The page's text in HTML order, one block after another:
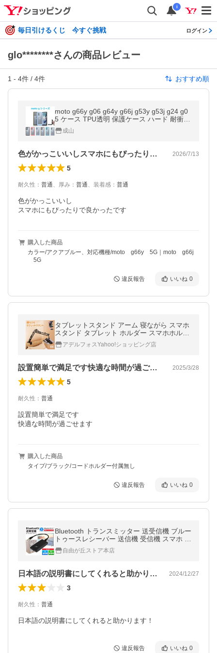
i
毎日引けるくじ 今すぐ挑戦 ログイン
glo********さんの商品レビュー
1 - 4件 / 4件 おすすめ順
moto g66y g06 g64y g66j g53y g53j g24 g0
5 ケース TPU透明 保護ケース ハード 耐衝撃
吸収 ストラップホール シリコン 軽量 ソフト
ケース DIY TPUスマホカバー
成山
色がかっこいいしスマホにもぴったりで良… 2026/7/13
5
耐久性 ： 普通、 厚み ： 普通、 装着感 ： 普通
色がかっこいいし
スマホにもぴったりで良かったです
購入した商品
カラー/アクアブルー、対応機種/moto g66y 5G｜moto g66j
5G
違反報告 いいね 0
タブレットスタンド アーム 寝ながら スマホ
スタンド タブレット ホルダー スマホホルダ
ー クランプ スマホ Nintendo Switch AH05
(コードホルダー付属無し)
アデルフォスYahoo!ショッピング店
設置簡単で満足です快適な時間が過ごせま… 2025/3/28
5
耐久性 ： 普通
設置簡単で満足です
快適な時間が過ごせます
購入した商品
タイプ/ブラック/コードホルダー付属無し
違反報告 いいね 0
Bluetooth トランスミッター 送受信機 ブルー
トゥースレシーバー 送信機 受信機 スマホ オ
ーディオ ワイヤレスイヤホン ヘッドホン ク
リスマス プレゼント
自由が丘ストア本店
日本語の説明書にしてくれると助かります… 2024/12/27
3
耐久性 ： 普通
日本語の説明書にしてくれると助かります！
違反報告 いいね 0